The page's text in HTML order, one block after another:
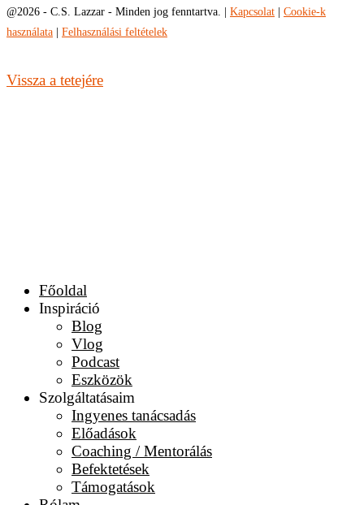
@2026 - C.S. Lazzar - Minden jog fenntartva. | Kapcsolat
Cookie-k
használata
Felhasználási feltételek
Vissza a tetejére
Főoldal
Inspiráció
Blog
Vlog
Podcast
Eszközök
Szolgáltatásaim
Ingyenes tanácsadás
Előadások
Coaching / Mentorálás
Befektetések
Támogatások